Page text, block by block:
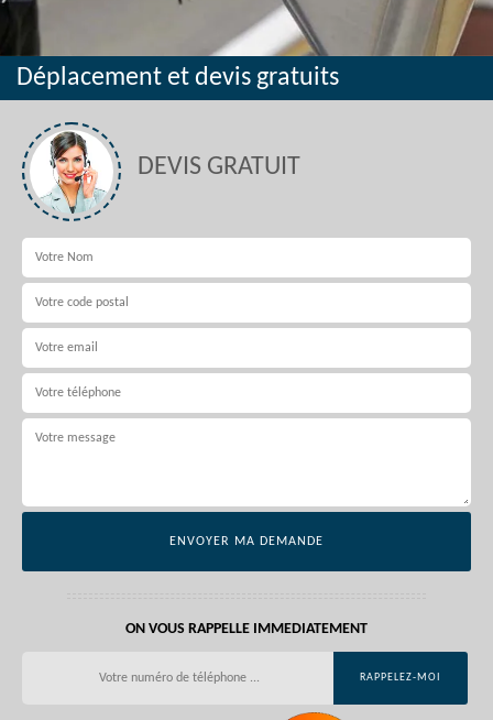
Déplacement et devis gratuits
DEVIS GRATUIT
ON VOUS RAPPELLE IMMEDIATEMENT